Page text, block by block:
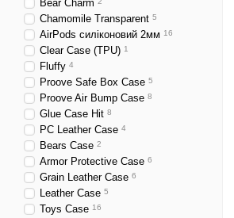
Bear Charm
Chamomile Transparent 5
AirPods силіконовий 2мм 16
Clear Case (TPU) 1
Fluffy 4
Proove Safe Box Case 5
Proove Air Bump Case 8
Glue Case Hit 8
PC Leather Case 4
Bears Case 2
Armor Protective Case 6
Grain Leather Case 6
Leather Case 5
Toys Case 16